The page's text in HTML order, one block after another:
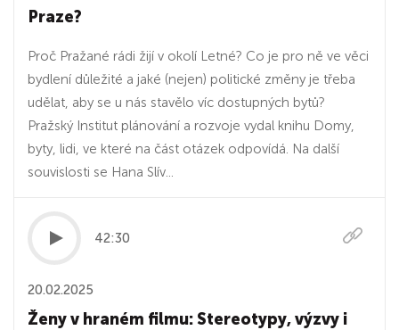
Praze?
Proč Pražané rádi žijí v okolí Letné? Co je pro ně ve věci
bydlení důležité a jaké (nejen) politické změny je třeba
udělat, aby se u nás stavělo víc dostupných bytů?
Pražský Institut plánování a rozvoje vydal knihu Domy,
byty, lidi, ve které na část otázek odpovídá. Na další
souvislosti se Hana Slív...
42:30
20.02.2025
Ženy v hraném filmu: Stereotypy, výzvy i